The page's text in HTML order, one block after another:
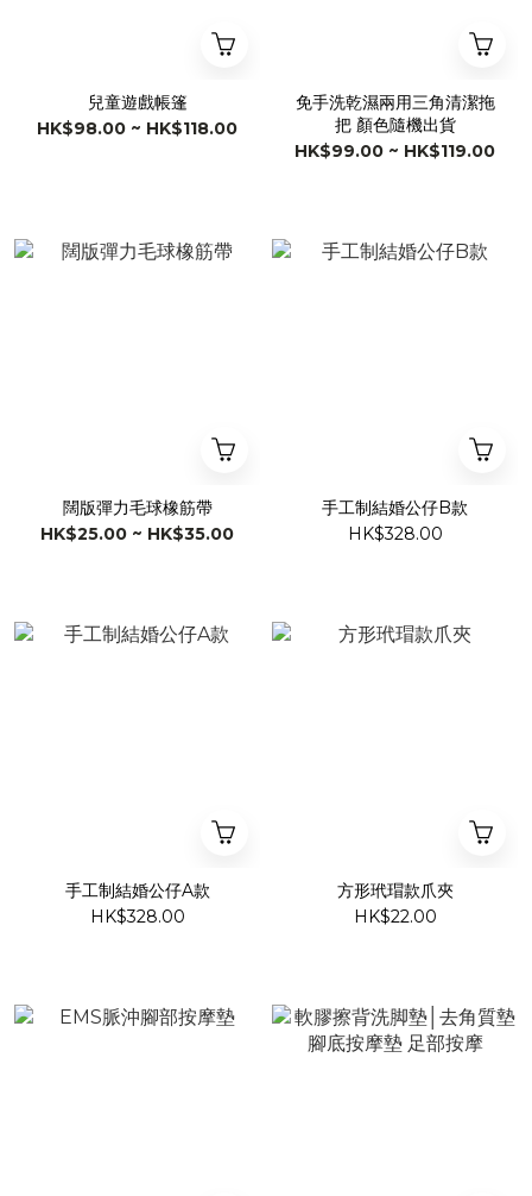
兒童遊戲帳篷
HK$98.00 ~ HK$118.00
免手洗乾濕兩用三角清潔拖
把 顏色隨機出貨
HK$99.00 ~ HK$119.00
闊版彈力毛球橡筋帶
HK$25.00 ~ HK$35.00
手工制結婚公仔B款
HK$328.00
手工制結婚公仔A款
HK$328.00
方形玳瑁款爪夾
HK$22.00